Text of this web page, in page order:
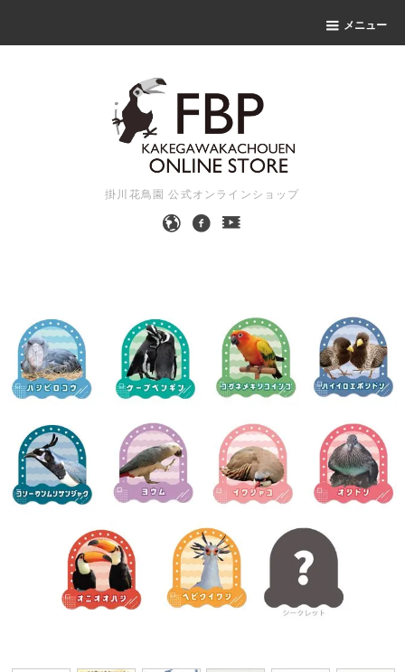
メニュー
掛川花鳥園 公式オンラインショップ